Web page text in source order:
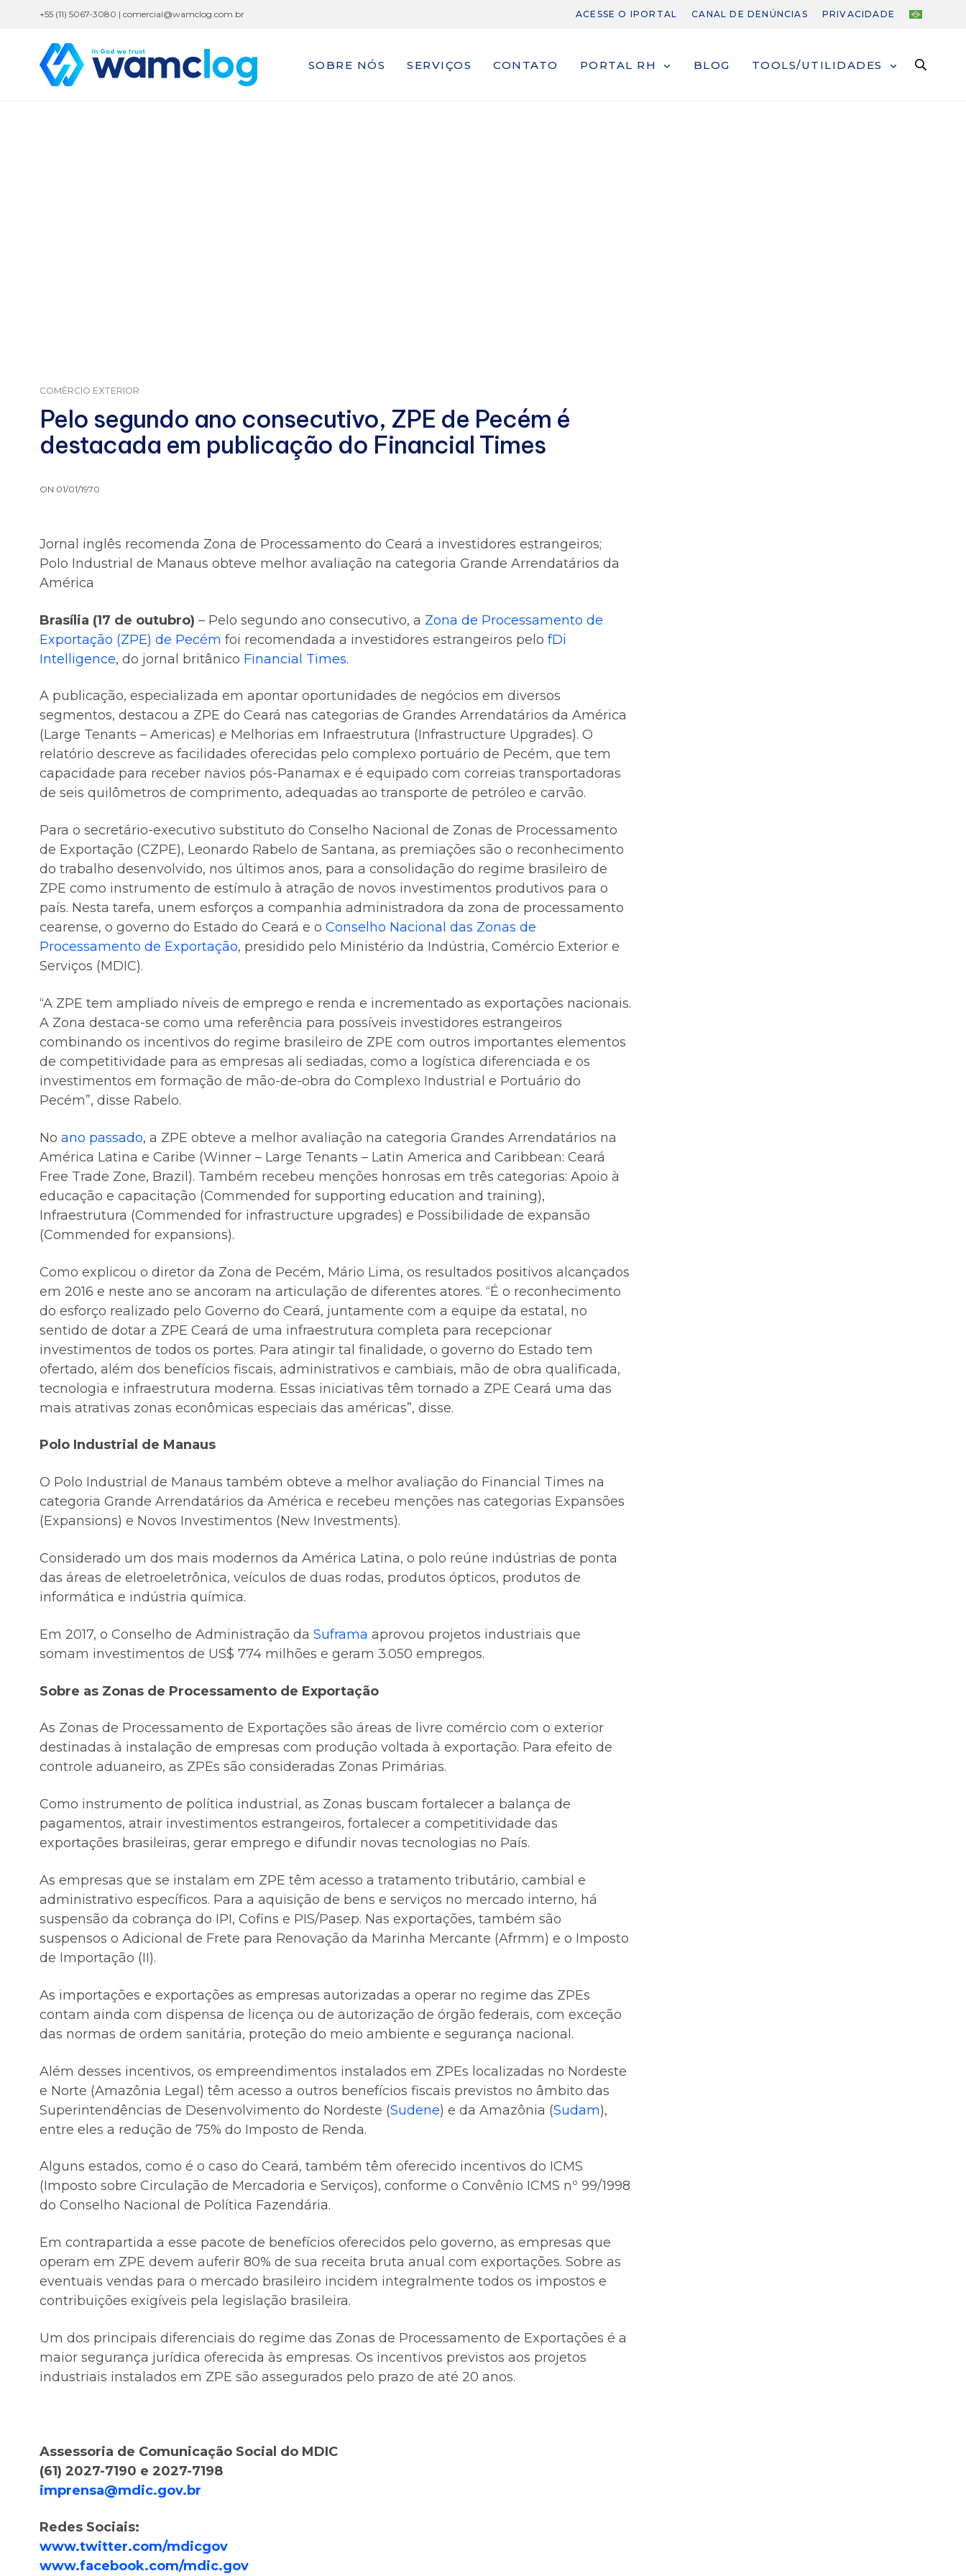
+55 (11) 5067-3080 |comercial@wamclog.com.br ACESSE O IPORTAL CANAL DE DENÚNCIAS PRIVACIDADE
SOBRE NÓS SERVIÇOS CONTATO PORTAL RH BLOG TOOLS/UTILIDADES
COMÉRCIO EXTERIOR
Pelo segundo ano consecutivo, ZPE de Pecém é
destacada em publicação do Financial Times
ON 01/01/1970
Jornal inglês recomenda Zona de Processamento do Ceará a investidores estrangeiros;
Polo Industrial de Manaus obteve melhor avaliação na categoria Grande Arrendatários da
América
Brasília (17 de outubro)– Pelo segundo ano consecutivo, a Zona de Processamento de
Exportação (ZPE) de Pecém foi recomendada a investidores estrangeiros pelofDi
Intelligence, do jornal britânico Financial Times.
A publicação, especializada em apontar oportunidades de negócios em diversos
segmentos, destacou a ZPE do Ceará nas categorias de Grandes Arrendatários da América
(Large Tenants – Americas) e Melhorias em Infraestrutura (Infrastructure Upgrades). O
relatório descreve as facilidades oferecidas pelo complexo portuário de Pecém, que tem
capacidade para receber navios pós-Panamax e é equipado com correias transportadoras
de seis quilômetros de comprimento, adequadas ao transporte de petróleo e carvão.
Para o secretário-executivo substituto do Conselho Nacional de Zonas de Processamento
de Exportação (CZPE), Leonardo Rabelo de Santana, as premiações são o reconhecimento
do trabalho desenvolvido, nos últimos anos, para a consolidação do regime brasileiro de
ZPE como instrumento de estímulo à atração de novos investimentos produtivos para o
país. Nesta tarefa, unem esforços a companhia administradora da zona de processamento
cearense, o governo do Estado do Ceará e oConselho Nacional das Zonas de
Processamento de Exportação, presidido pelo Ministério da Indústria, Comércio Exterior e
Serviços (MDIC).
“A ZPE tem ampliado níveis de emprego e renda e incrementado as exportações nacionais.
A Zona destaca-se como uma referência para possíveis investidores estrangeiros
combinando os incentivos do regime brasileiro de ZPE com outros importantes elementos
de competitividade para as empresas ali sediadas, como a logística diferenciada e os
investimentos em formação de mão-de-obra do Complexo Industrial e Portuário do
Pecém”, disse Rabelo.
Noano passado, a ZPE obteve a melhor avaliação na categoria Grandes Arrendatários na
América Latina e Caribe (Winner – Large Tenants – Latin America and Caribbean: Ceará
Free Trade Zone, Brazil). Também recebeu menções honrosas em três categorias: Apoio à
educação e capacitação (Commended for supporting education and training),
Infraestrutura (Commended for infrastructure upgrades) e Possibilidade de expansão
(Commended for expansions).
Como explicou o diretor da Zona de Pecém, Mário Lima, os resultados positivos alcançados
em 2016 e neste ano se ancoram na articulação de diferentes atores. “É o reconhecimento
do esforço realizado pelo Governo do Ceará, juntamente com a equipe da estatal, no
sentido de dotar a ZPE Ceará de uma infraestrutura completa para recepcionar
investimentos de todos os portes. Para atingir tal finalidade, o governo do Estado tem
ofertado, além dos benefícios fiscais, administrativos e cambiais, mão de obra qualificada,
tecnologia e infraestrutura moderna. Essas iniciativas têm tornado a ZPE Ceará uma das
mais atrativas zonas econômicas especiais das américas”, disse.
Polo Industrial de Manaus
O Polo Industrial de Manaus também obteve a melhor avaliação do Financial Times na
categoria Grande Arrendatários da América e recebeu menções nas categorias Expansões
(Expansions) e Novos Investimentos (New Investments).
Considerado um dos mais modernos da América Latina, o polo reúne indústrias de ponta
das áreas de eletroeletrônica, veículos de duas rodas, produtos ópticos, produtos de
informática e indústria química.
Em 2017, o Conselho de Administração daSuframa aprovou projetos industriais que
somam investimentos de US$ 774 milhões e geram 3.050 empregos.
Sobre as Zonas de Processamento de Exportação
As Zonas de Processamento de Exportações são áreas de livre comércio com o exterior
destinadas à instalação de empresas com produção voltada à exportação. Para efeito de
controle aduaneiro, as ZPEs são consideradas Zonas Primárias.
Como instrumento de política industrial, as Zonas buscam fortalecer a balança de
pagamentos, atrair investimentos estrangeiros, fortalecer a competitividade das
exportações brasileiras, gerar emprego e difundir novas tecnologias no País.
As empresas que se instalam em ZPE têm acesso a tratamento tributário, cambial e
administrativo específicos. Para a aquisição de bens e serviços no mercado interno, há
suspensão da cobrança do IPI, Cofins e PIS/Pasep. Nas exportações, também são
suspensos o Adicional de Frete para Renovação da Marinha Mercante (Afrmm) e o Imposto
de Importação (II).
As importações e exportações as empresas autorizadas a operar no regime das ZPEs
contam ainda com dispensa de licença ou de autorização de órgão federais, com exceção
das normas de ordem sanitária, proteção do meio ambiente e segurança nacional.
Além desses incentivos, os empreendimentos instalados em ZPEs localizadas no Nordeste
e Norte (Amazônia Legal) têm acesso a outros benefícios fiscais previstos no âmbito das
Superintendências de Desenvolvimento do Nordeste (Sudene) e da Amazônia (Sudam),
entre eles a redução de 75% do Imposto de Renda.
Alguns estados, como é o caso do Ceará, também têm oferecido incentivos do ICMS
(Imposto sobre Circulação de Mercadoria e Serviços), conforme o Convênio ICMS nº 99/1998
do Conselho Nacional de Política Fazendária.
Em contrapartida a esse pacote de benefícios oferecidos pelo governo, as empresas que
operam em ZPE devem auferir 80% de sua receita bruta anual com exportações. Sobre as
eventuais vendas para o mercado brasileiro incidem integralmente todos os impostos e
contribuições exigíveis pela legislação brasileira.
Um dos principais diferenciais do regime das Zonas de Processamento de Exportações é a
maior segurança jurídica oferecida às empresas. Os incentivos previstos aos projetos
industriais instalados em ZPE são assegurados pelo prazo de até 20 anos.
Assessoria de Comunicação Social do MDIC
(61) 2027-7190 e 2027-7198
imprensa@mdic.gov.br
Redes Sociais:
www.twitter.com/mdicgov
www.facebook.com/mdic.gov